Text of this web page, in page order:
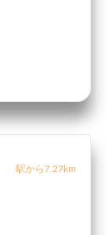
駅から7.27km